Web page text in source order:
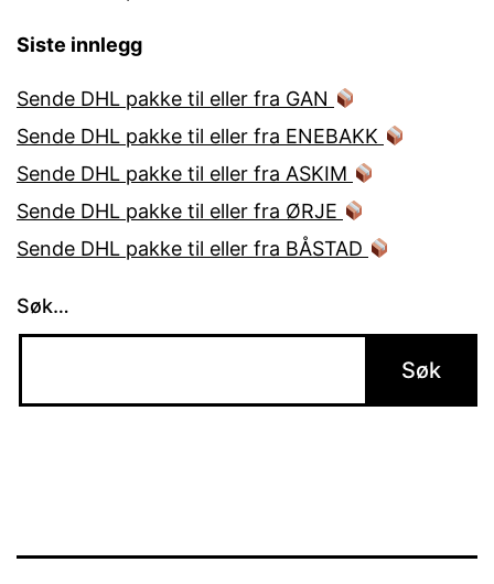
Siste innlegg
Sende DHL pakke til eller fra GAN
Sende DHL pakke til eller fra ENEBAKK
Sende DHL pakke til eller fra ASKIM
Sende DHL pakke til eller fra ØRJE
Sende DHL pakke til eller fra BÅSTAD
Søk…